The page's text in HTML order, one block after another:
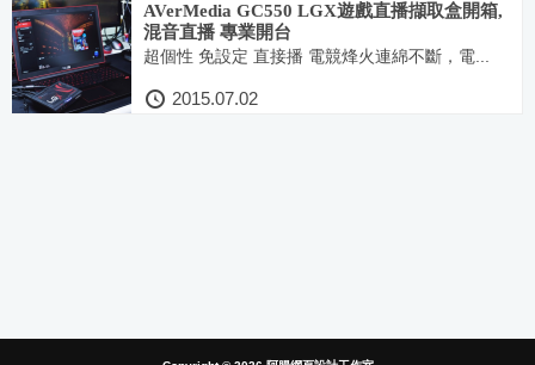
AVerMedia GC550 LGX遊戲直播擷取盒開箱,
混音直播 專業開台
超個性 免設定 直接播 電競烽火連綿不斷，電...
2015.07.02